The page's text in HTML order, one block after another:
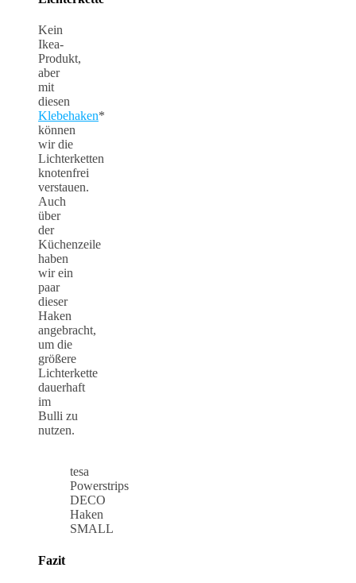
Kein
Ikea-
Produkt,
aber
mit
diesen
Klebehaken*
können
wir die
Lichterketten
knotenfrei
verstauen.
Auch
über
der
Küchenzeile
haben
wir ein
paar
dieser
Haken
angebracht,
um die
größere
Lichterkette
dauerhaft
im
Bulli zu
nutzen.
tesa
Powerstrips
DECO
Haken
SMALL
Fazit